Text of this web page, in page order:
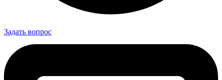
Задать вопрос